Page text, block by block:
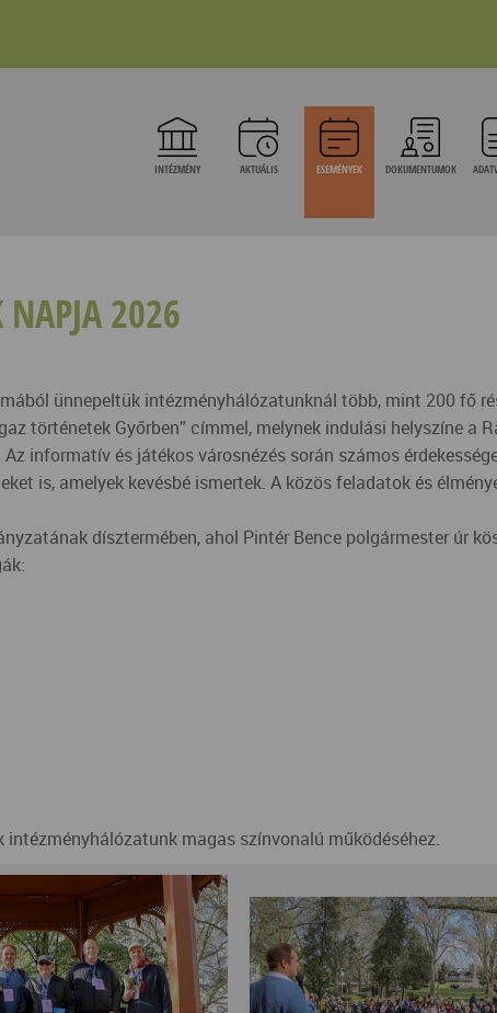
INTÉZMÉNY AKTUÁLIS ESEMÉNYEK DOKUMENTUMOK
NAPJA 2026
ünnepeltük intézményhálózatunknál több, mint 200 fő
történetek Győrben” címmel, melynek indulási helyszíne a
informatív és játékos városnézés során számos
is, amelyek kevésbé ismertek. A közös feladatok és
dísztermében, ahol Pintér Bence polgármester úr
magas színvonalú működéséhez.